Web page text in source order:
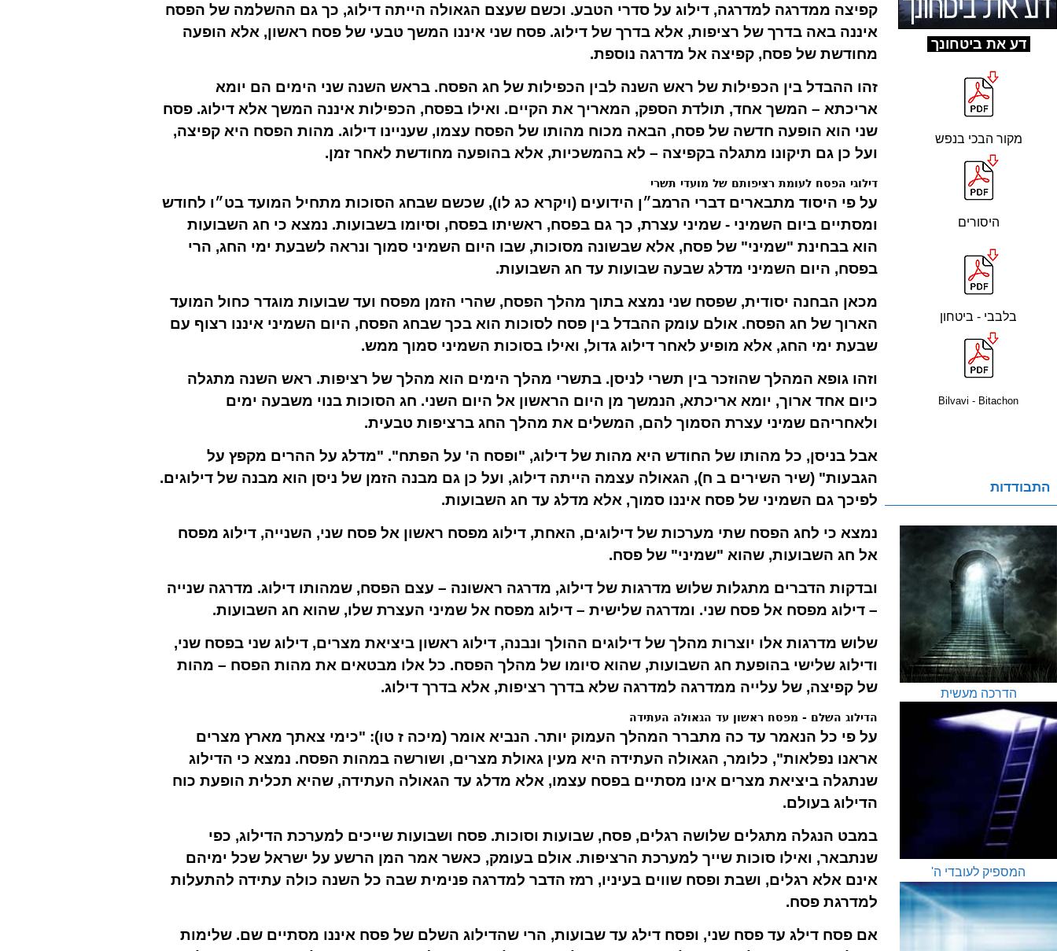
קפיצה ממדרגה למדרגה, דילוג על סדרי הטבע. וכשם שעצם הגאולה הייתה דילוג, כך גם ההשלמה של הפסח
איננה באה בדרך של רציפות, אלא בדרך של דילוג. פסח שני איננו המשך טבעי של פסח ראשון, אלא הופעה
מחודשת של פסח, קפיצה אל מדרגה נוספת.
זהו ההבדל בין הכפילות של ראש השנה לבין הכפילות של חג הפסח. בראש השנה שני הימים הם יומא
אריכתא – המשך אחד, תולדת הספק, המאריך את הקיים. ואילו בפסח, הכפילות איננה המשך אלא דילוג. פסח
שני הוא הופעה חדשה של פסח, הבאה מכוח מהותו של הפסח עצמו, שעניינו דילוג. מהות הפסח היא קפיצה,
ועל כן גם תיקונו מתגלה בקפיצה – לא בהמשכיות, אלא בהופעה מחודשת לאחר זמן.
דילוגי הפסח לעומת רציפותם של מועדי תשרי
על פי היסוד מתבארים דברי הרמב״ן הידועים (ויקרא כג לו), שכשם שבחג הסוכות מתחיל המועד בט״ו לחודש
ומסתיים ביום השמיני - שמיני עצרת, כך גם בפסח, ראשיתו בפסח, וסיומו בשבועות. נמצא כי חג השבועות
הוא בבחינת "שמיני" של פסח, אלא שבשונה מסוכות, שבו היום השמיני סמוך ונראה לשבעת ימי החג, הרי
בפסח, היום השמיני מדלג שבעה שבועות עד חג השבועות.
מכאן הבחנה יסודית, שפסח שני נמצא בתוך מהלך הפסח, שהרי הזמן מפסח ועד שבועות מוגדר כחול המועד
הארוך של חג הפסח. אולם עומק ההבדל בין פסח לסוכות הוא בכך שבחג הפסח, היום השמיני איננו רצוף עם
שבעת ימי החג, אלא מופיע לאחר דילוג גדול, ואילו בסוכות השמיני סמוך ממש.
וזהו גופא המהלך שהוזכר בין תשרי לניסן. בתשרי מהלך הימים הוא מהלך של רציפות. ראש השנה מתגלה
כיום אחד ארוך, יומא אריכתא, הנמשך מן היום הראשון אל היום השני. חג הסוכות בנוי משבעה ימים
ולאחריהם שמיני עצרת הסמוך להם, המשלים את מהלך החג ברציפות טבעית.
אבל בניסן, כל מהותו של החודש היא מהות של דילוג, "ופסח ה' על הפתח". "מדלג על ההרים מקפץ על
הגבעות" (שיר השירים ב ח), הגאולה עצמה הייתה דילוג, ועל כן גם מבנה הזמן של ניסן הוא מבנה של דילוגים.
לפיכך גם השמיני של פסח איננו סמוך, אלא מדלג עד חג השבועות.
נמצא כי לחג הפסח שתי מערכות של דילוגים, האחת, דילוג מפסח ראשון אל פסח שני, השנייה, דילוג מפסח
אל חג השבועות, שהוא "שמיני" של פסח.
ובדקות הדברים מתגלות שלוש מדרגות של דילוג, מדרגה ראשונה – עצם הפסח, שמהותו דילוג. מדרגה שנייה
– דילוג מפסח אל פסח שני. ומדרגה שלישית – דילוג מפסח אל שמיני העצרת שלו, שהוא חג השבועות.
שלוש מדרגות אלו יוצרות מהלך של דילוגים ההולך ונבנה, דילוג ראשון ביציאת מצרים, דילוג שני בפסח שני,
ודילוג שלישי בהופעת חג השבועות, שהוא סיומו של מהלך הפסח. כל אלו מבטאים את מהות הפסח – מהות
של קפיצה, של עלייה ממדרגה למדרגה שלא בדרך רציפות, אלא בדרך דילוג.
הדילוג השלם - מפסח ראשון עד הגאולה העתידה
על פי כל הנאמר עד כה מתברר המהלך העמוק יותר. הנביא אומר (מיכה ז טו): "כימי צאתך מארץ מצרים
אראנו נפלאות", כלומר, הגאולה העתידה היא מעין גאולת מצרים, ושורשה במהות הפסח. נמצא כי הדילוג
שנתגלה ביציאת מצרים אינו מסתיים בפסח עצמו, אלא מדלג עד הגאולה העתידה, שהיא תכלית הופעת כוח
הדילוג בעולם.
במבט הנגלה מתגלים שלושה רגלים, פסח, שבועות וסוכות. פסח ושבועות שייכים למערכת הדילוג, כפי
שנתבאר, ואילו סוכות שייך למערכת הרציפות. אולם בעומק, כאשר אמר המן הרשע על ישראל שכל ימיהם
אינם אלא רגלים, ושבת ופסח שווים בעיניו, רמז הדבר למדרגה פנימית שבה כל השנה כולה עתידה להתעלות
למדרגת פסח.
אם פסח דילג עד פסח שני, ופסח דילג עד שבועות, הרי שהדילוג השלם של פסח איננו מסתיים שם. שלימות
דע את ביטחונך
מקור הבכי בנפש
היסורים
בלבבי - ביטחון
Bilvavi - Bitachon
התבודדות
הדרכה מעשית
המספיק לעובדי ה'